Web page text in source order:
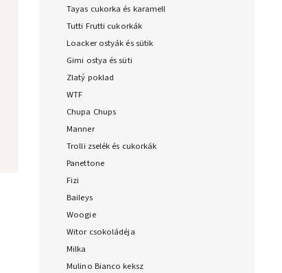
Tayas cukorka és karamell
Tutti Frutti cukorkák
Loacker ostyák és sütik
Gimi ostya és süti
Zlatý poklad
WTF
Chupa Chups
Manner
Trolli zselék és cukorkák
Panettone
Fizi
Baileys
Woogie
Witor csokoládéja
Milka
Mulino Bianco keksz